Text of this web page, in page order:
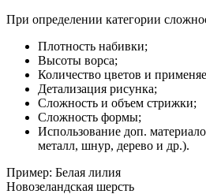
При определении категории
Плотность набивки;
Высоты ворса;
Количество цветов и
Детализация рисунка;
Сложность и объем стрижки;
Сложность формы;
Использование доп.
металл, шнур, дерево и др.).
Пример: Белая лилия
Новозеландская шерсть